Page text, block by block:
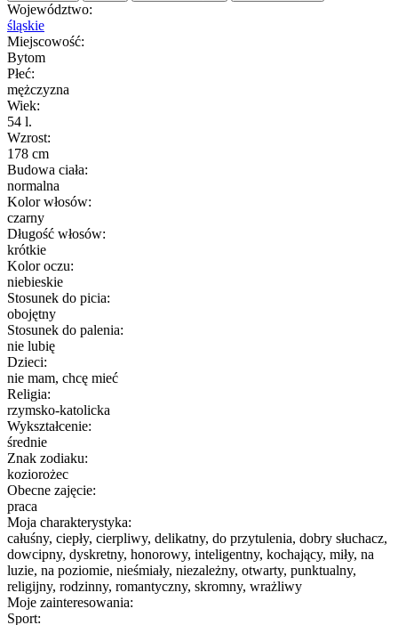
Województwo:
śląskie
Miejscowość:
Bytom
Płeć:
mężczyzna
Wiek:
54 l.
Wzrost:
178 cm
Budowa ciała:
normalna
Kolor włosów:
czarny
Długość włosów:
krótkie
Kolor oczu:
niebieskie
Stosunek do picia:
obojętny
Stosunek do palenia:
nie lubię
Dzieci:
nie mam, chcę mieć
Religia:
rzymsko-katolicka
Wykształcenie:
średnie
Znak zodiaku:
koziorożec
Obecne zajęcie:
praca
Moja charakterystyka:
całuśny, ciepły, cierpliwy, delikatny, do przytulenia, dobry słuchacz,
dowcipny, dyskretny, honorowy, inteligentny, kochający, miły, na
luzie, na poziomie, nieśmiały, niezależny, otwarty, punktualny,
religijny, rodzinny, romantyczny, skromny, wrażliwy
Moje zainteresowania:
Sport: